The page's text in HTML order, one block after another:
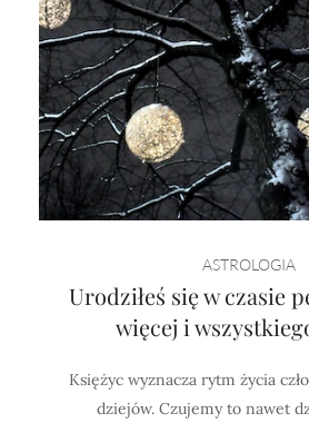
ASTROLOGIA
Urodziłeś się w czasie
więcej i
Księżyc wyznacza rytm życia
dziejów. Czujemy to nawet